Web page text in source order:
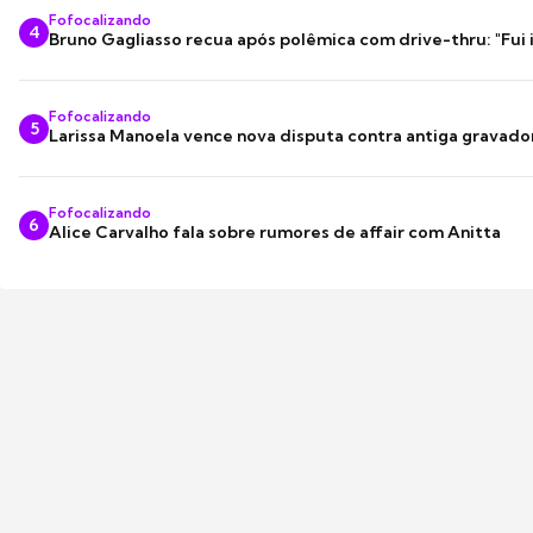
4
Fofocalizando
Bruno Gagliasso recua após polêmica com drive-thru: "Fui
5
Fofocalizando
Larissa Manoela vence nova disputa contra antiga
6
Fofocalizando
Alice Carvalho fala sobre rumores de affair com Anitta